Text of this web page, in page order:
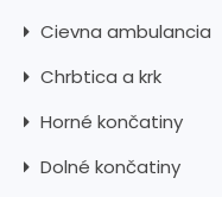
Cievna ambulancia
Chrbtica a krk
Horné končatiny
Dolné končatiny